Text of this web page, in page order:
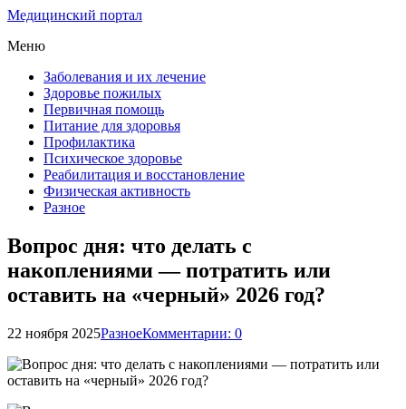
Медицинский портал
Меню
Заболевания и их лечение
Здоровье пожилых
Первичная помощь
Питание для здоровья
Профилактика
Психическое здоровье
Реабилитация и восстановление
Физическая активность
Разное
Вопрос дня: что делать с
накоплениями — потратить или
оставить на «черный» 2026 год?
22 ноября 2025РазноеКомментарии: 0